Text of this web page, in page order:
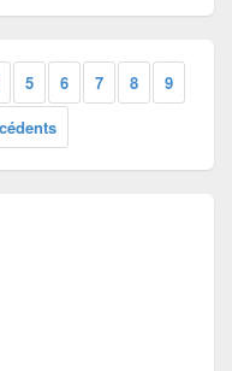
5 6 7 8
9